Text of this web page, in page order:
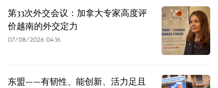
第33次外交会议：加拿大专家高度评
价越南的外交定力
07/08/2026 04:16
东盟——有韧性、能创新、活力足且